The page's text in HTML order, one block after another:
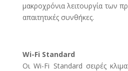
μακροχρόνια λειτουργία των
απαιτητικές συνθήκες.
Wi-Fi Standard
Οι Wi-Fi Standard σειρές